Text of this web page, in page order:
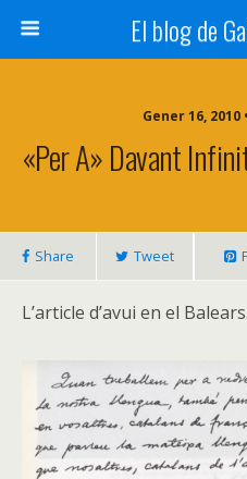
El blog de
Gener 16, 2010
«Per A» Davant
Share Tweet
L’article d’avui en el Balears.